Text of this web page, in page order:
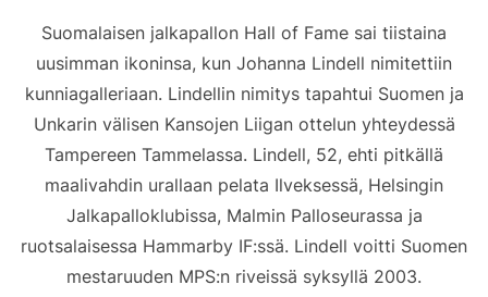
Suomalaisen jalkapallon Hall of Fame sai tiistaina
uusimman ikoninsa, kun Johanna Lindell nimitettiin
kunniagalleriaan. Lindellin nimitys tapahtui Suomen ja
Unkarin välisen Kansojen Liigan ottelun yhteydessä
Tampereen Tammelassa. Lindell, 52, ehti pitkällä
maalivahdin urallaan pelata Ilveksessä, Helsingin
Jalkapalloklubissa, Malmin Palloseurassa ja
ruotsalaisessa Hammarby IF:ssä. Lindell voitti Suomen
mestaruuden MPS:n riveissä syksyllä 2003.